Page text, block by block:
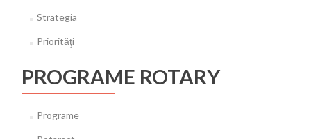
Strategia
Priorităţi
PROGRAME ROTARY
Programe